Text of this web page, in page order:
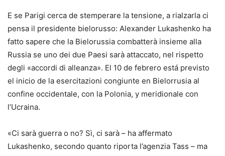
E se Parigi cerca de stemperare la tensione, a rialzarla ci
pensa il presidente bielorusso: Alexander Lukashenko ha
fatto sapere che la Bielorussia combatterà insieme alla
Russia se uno dei due Paesi sarà attaccato, nel rispetto
degli «accordi di alleanza». El 10 de febrero está previsto
el inicio de la esercitazioni congiunte en Bielorrusia al
confine occidentale, con la Polonia, y meridionale con
l’Ucraina.
«Ci sarà guerra o no? Sì, ci sarà – ha affermato
Lukashenko, secondo quanto riporta l’agenzia Tass – ma